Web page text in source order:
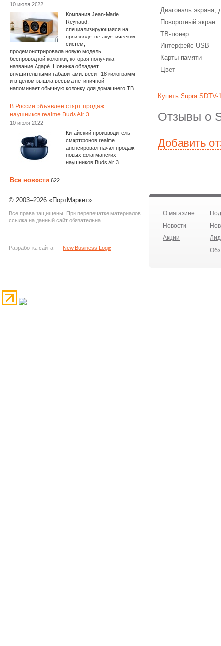
Диагональ экрана,
Поворотный экран
ТВ-тюнер
Интерфейс USB
Карты памяти
Цвет
Купить Supra
Отзывы о
Добавить
10 июля 2022
Компания Jean-Marie
Reynaud,
специализирующаяся на
производстве акустических
систем,
продемонстрировала новую модель
беспроводной колонки, которая получила
название Agapé. Новинка обладает
внушительными габаритами, весит 18 килограмм
и в целом вышла весьма нетипичной –
напоминает обычную колонку для домашнего ТВ.
В России объявлен старт продаж
наушников realme Buds Air 3
10 июля 2022
Китайский производитель
смартфонов realme
анонсировал начал продаж
новых флагманских
наушников Buds Air 3
Все новости 622
© 2003–2026 «ПортМаркет»
Все права защищены. При перепечатке материалов
ссылка на данный сайт обязательна.
Разработка сайта — New Business Logic
О магазине
Новости
Акции